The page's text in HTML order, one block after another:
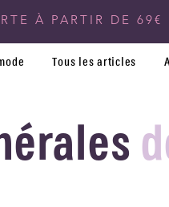
À PARTIR DE 69€
Tous les articles